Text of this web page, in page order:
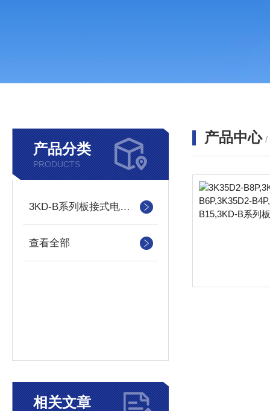
产品分类
PRODUCTS
3KD-B系列板接式电控换向阀
查看全部
相关文章
产品中心 /